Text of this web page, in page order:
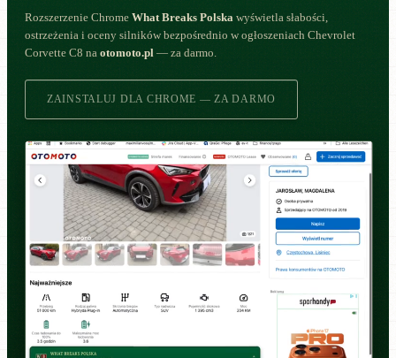
Rozszerzenie Chrome What Breaks Polska wyświetla słabości,
ostrzeżenia i oceny silników bezpośrednio w ogłoszeniach Chevrolet
Corvette C8 na otomoto.pl — za darmo.
ZAINSTALUJ DLA CHROME — ZA DARMO